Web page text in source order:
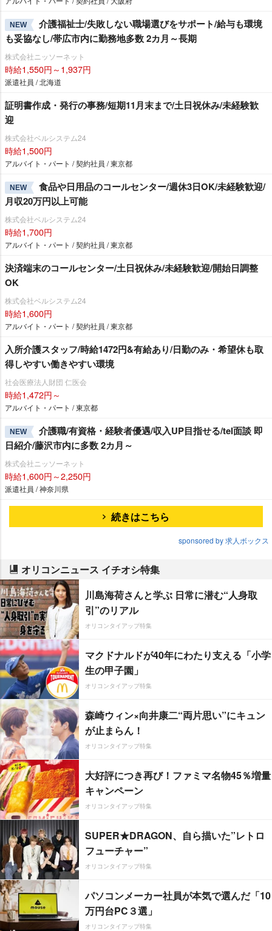
NEW
介護福祉士/失敗しない職場選びをサポート/給与も環境
も妥協なし/帯広市内に勤務地多数 2カ月～長期
株式会社ニッソーネット
時給1,550円～1,937円
派遣社員 / 北海道
証明書作成・発行の事務/短期11月末まで/土日祝休み/未経験歓
迎
株式会社ベルシステム24
時給1,500円
アルバイト・パート / 契約社員 / 東京都
NEW
食品や日用品のコールセンター/週休3日OK/未経験歓迎/
月収20万円以上可能
株式会社ベルシステム24
時給1,700円
アルバイト・パート / 契約社員 / 東京都
決済端末のコールセンター/土日祝休み/未経験歓迎/開始日調整
OK
株式会社ベルシステム24
時給1,600円
アルバイト・パート / 契約社員 / 東京都
入所介護スタッフ/時給1472円&有給あり/日勤のみ・希望休も取
得しやすい働きやすい環境
社会医療法人財団 仁医会
時給1,472円～
アルバイト・パート / 東京都
NEW
介護職/有資格・経験者優遇/収入UP目指せる/tel面談 即
日紹介/藤沢市内に多数 2カ月～
株式会社ニッソーネット
時給1,600円～2,250円
派遣社員 / 神奈川県
続きはこちら
sponsored by 求人ボックス
オリコンニュース イチオシ特集
川島海荷さんと学ぶ 日常に潜む“人身取
引”のリアル
オリコンタイアップ特集
マクドナルドが40年にわたり支える「小学
生の甲子園」
オリコンタイアップ特集
森崎ウィン×向井康二“両片思い”にキュン
が止まらん！
オリコンタイアップ特集
大好評につき再び！ファミマ名物45％増量
キャンペーン
オリコンタイアップ特集
SUPER★DRAGON、自ら描いた”レトロ
フューチャー”
オリコンタイアップ特集
パソコンメーカー社員が本気で選んだ「10
万円台PC３選」
オリコンタイアップ特集